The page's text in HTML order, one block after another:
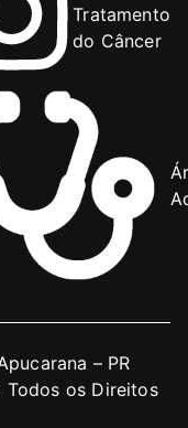
Tratamento
do Câncer
– PR
os Direitos